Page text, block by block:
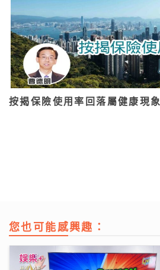
按揭保險使用率回落屬健康現象
您也可能感興趣：